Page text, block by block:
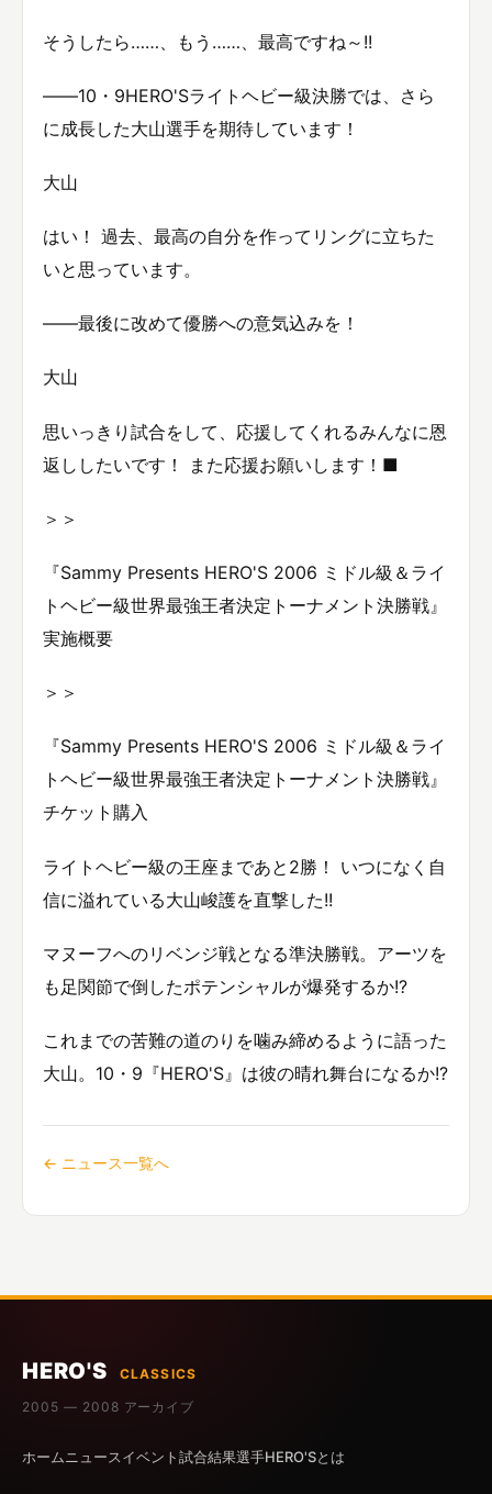
そうしたら……、もう……、最高ですね～!!
――10・9HERO'Sライトヘビー級決勝では、さら
に成長した大山選手を期待しています！
大山
はい！ 過去、最高の自分を作ってリングに立ちた
いと思っています。
――最後に改めて優勝への意気込みを！
大山
思いっきり試合をして、応援してくれるみんなに恩
返ししたいです！ また応援お願いします！■
＞＞
『Sammy Presents HERO'S 2006 ミドル級＆ライ
トヘビー級世界最強王者決定トーナメント決勝戦』
実施概要
＞＞
『Sammy Presents HERO'S 2006 ミドル級＆ライ
トヘビー級世界最強王者決定トーナメント決勝戦』
チケット購入
ライトヘビー級の王座まであと2勝！ いつになく自
信に溢れている大山峻護を直撃した!!
マヌーフへのリベンジ戦となる準決勝戦。アーツを
も足関節で倒したポテンシャルが爆発するか!?
これまでの苦難の道のりを噛み締めるように語った
大山。10・9『HERO'S』は彼の晴れ舞台になるか!?
← ニュース一覧へ
HERO'S
CLASSICS
2005 — 2008 アーカイブ
ホームニュースイベント試合結果選手HERO'Sとは